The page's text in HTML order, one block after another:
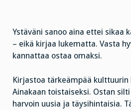
Ystäväni sanoo aina ettei sikaa
– eikä kirjaa lukematta. Vasta
kannattaa ostaa omaksi.
Kirjastoa tärkeämpää kulttuurin
Ainakaan toistaiseksi. Ostan
harvoin uusia ja täysihintaisia.